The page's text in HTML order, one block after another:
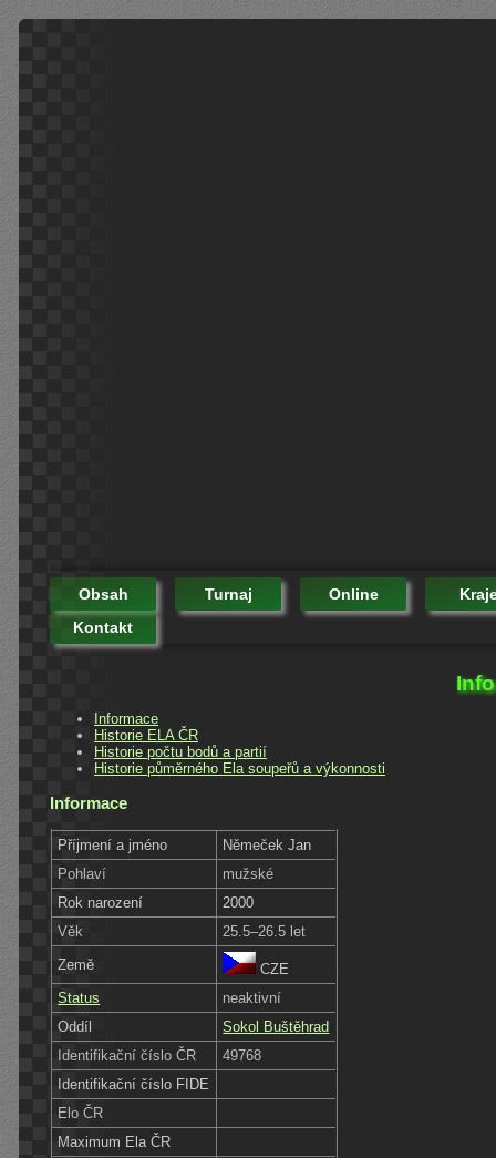
Obsah Turnaj Online
Kontakt
Informace
Historie ELA ČR
Historie počtu bodů a partií
Historie půměrného Ela soupeřů a výkonnosti
Informace
Příjmení a jméno
Němeček Jan
Pohlaví
mužské
Rok narození
2000
Věk
25.5–26.5 let
Země
CZE
Status
neaktivní
Oddíl
Sokol Buštěhrad
Identifikační číslo ČR
49768
Identifikační číslo FIDE
Elo ČR
Maximum Ela ČR